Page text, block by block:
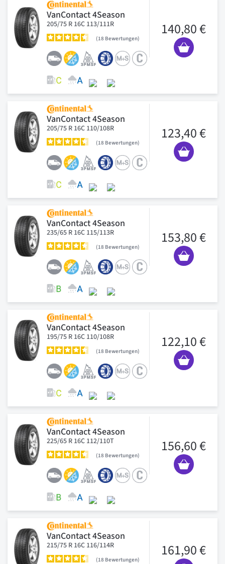
VanContact 4Season
205/75 R 16C 113/111R
18 Bewertungen
140,80 €
VanContact 4Season
205/75 R 16C 110/108R
18 Bewertungen
123,40 €
VanContact 4Season
235/65 R 16C 115/113R
18 Bewertungen
153,80 €
VanContact 4Season
195/75 R 16C 110/108R
18 Bewertungen
122,10 €
VanContact 4Season
225/65 R 16C 112/110T
18 Bewertungen
156,60 €
VanContact 4Season
215/75 R 16C 116/114R
18 Bewertungen
161,90 €